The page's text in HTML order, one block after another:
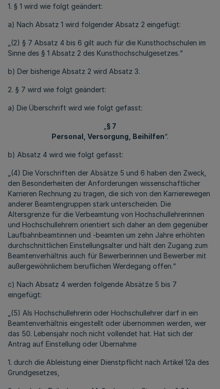
1. § 1 wird wie folgt geändert:
a) Nach Absatz 1 wird folgender Absatz 2 eingefügt:
„(2) § 7 Absatz 4 bis 6 gilt auch für die Kunsthochschulen im
Sinne des § 1 Absatz 2 des Kunsthochschulgesetzes.“
b) Der bisherige Absatz 2 wird Absatz 3.
2. § 7 wird wie folgt geändert:
a) Die Überschrift wird wie folgt gefasst:
§ 7
Personal, Versorgung, Beihilfen“.
b) Absatz 4 wird wie folgt gefasst:
„(4) Die Vorschriften der Absätze 5 und 6 haben den Zweck,
den Besonderheiten der Anforderungen wissenschaftlicher
Karrieren Rechnung zu tragen, die sich von den Karrierewegen
anderer Beamtengruppen stark unterscheiden. Die
Altersgrenze für die Verbeamtung von Hochschullehrerinnen
und Hochschullehrern orientiert sich daher an dem gegenüber
Laufbahnbeamtinnen und -beamten um zehn Jahre erhöhten
durchschnittlichen Einstellungsalter und hält den Zugang zum
Beamtenverhältnis auch für Bewerberinnen und Bewerber mit
außergewöhnlichem beruflichen Werdegang offen.“
c) Nach Absatz 4 werden folgende Absätze 5 bis 7
eingefügt:
„(5) Als Hochschullehrerin oder Hochschullehrer darf in ein
Beamtenverhältnis eingestellt oder übernommen werden, wer
das 50. Lebensjahr noch nicht vollendet hat. Hat sich der
Antrag auf Einstellung oder Übernahme
1. durch die Ableistung einer Dienstpflicht nach Artikel 12a des
Grundgesetzes,